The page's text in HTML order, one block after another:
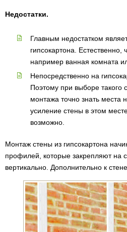
Недостатки.
Главным недостатком
гипсокартона.
например ванная комната
Непосредственно на
Поэтому при выборе такого
монтажа точно знать места
усиление стены в этом
возможно.
Монтаж стены из гипсокартона
профилей, которые закрепляют на
вертикально. Дополнительно к